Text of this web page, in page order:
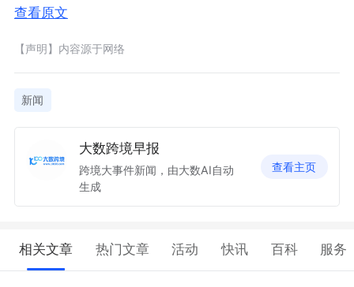
查看原文
【声明】内容源于网络
新闻
大数跨境早报
跨境大事件新闻，由大数AI自动
生成
查看主页
相关文章 热门文章 活动 快讯 百科 服务